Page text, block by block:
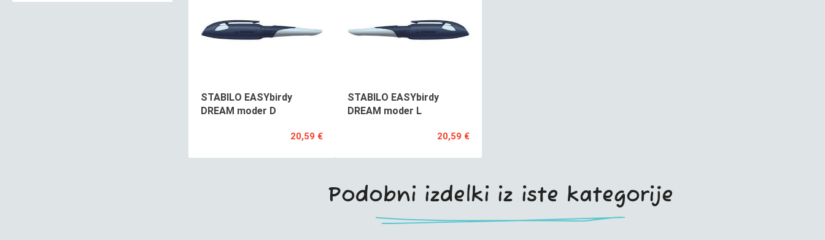
STABILO EASYbirdy
DREAM moder D
20,59 €
STABILO EASYbirdy
DREAM moder L
20,59 €
Podobni izdelki iz iste kategorije